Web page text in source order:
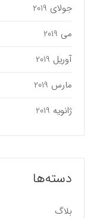
جولای 2019
می 2019
آوریل 2019
مارس 2019
ژانویه 2019
دسته‌ها
بلاگ